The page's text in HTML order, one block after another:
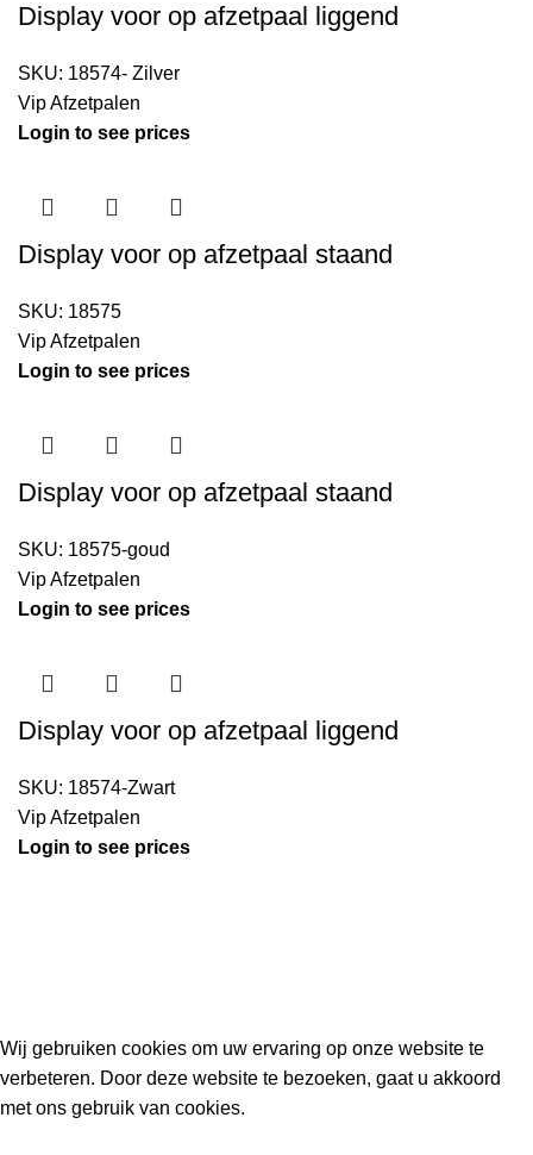
Display voor op afzetpaal liggend
SKU: 18574- Zilver
Vip Afzetpalen
Login to see prices
Display voor op afzetpaal staand
SKU: 18575
Vip Afzetpalen
Login to see prices
Display voor op afzetpaal staand
SKU: 18575-goud
Vip Afzetpalen
Login to see prices
Display voor op afzetpaal liggend
SKU: 18574-Zwart
Vip Afzetpalen
Login to see prices
Wij gebruiken cookies om uw ervaring op onze website te
verbeteren. Door deze website te bezoeken, gaat u akkoord
met ons gebruik van cookies.